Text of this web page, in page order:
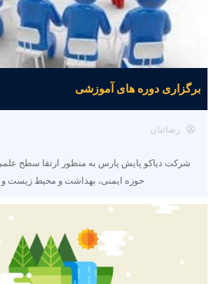
برگزاری دوره های آموزشی
رضائیان
شرکت دیاکو پایش پارس به منظور ارتقا سطح علمی
حوزه ایمنی، بهداشت و محیط زیست و